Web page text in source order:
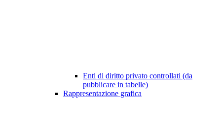
Enti di diritto privato controllati (da
pubblicare in tabelle)
Rappresentazione grafica